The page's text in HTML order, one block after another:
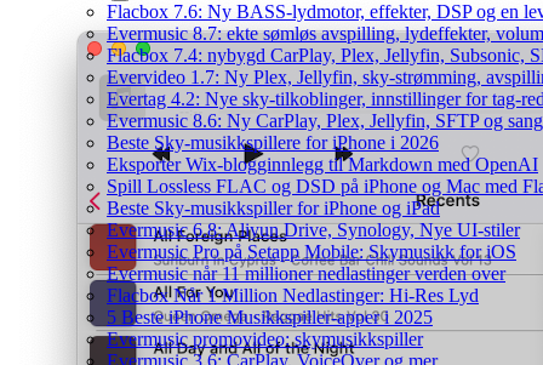
Flacbox 7.6: Ny BASS-lydmotor, effekter, DSP og en
Evermusic 8.7: ekte sømløs avspilling, lydeffekter,
Flacbox 7.4: nybygd CarPlay, Plex, Jellyfin, Subsonic,
Evervideo 1.7: Ny Plex, Jellyfin, sky-strømming,
Evertag 4.2: Nye sky-tilkoblinger, innstillinger for tag-
Evermusic 8.6: Ny CarPlay, Plex, Jellyfin, SFTP og
Beste Sky-musikkspillere for iPhone i 2026
Eksporter Wix-blogginnlegg til Markdown med OpenAI
Spill Lossless FLAC og DSD på iPhone og Mac med
Beste Sky-musikkspiller for iPhone og iPad
Evermusic 6.8: Aliyun Drive, Synology, Nye UI-stiler
Evermusic Pro på Setapp Mobile: Skymusikk for iOS
Evermusic når 11 millioner nedlastinger verden over
Flacbox Når 1 Million Nedlastinger: Hi-Res Lyd
5 Beste iPhone Musikkspiller-apper i 2025
Evermusic promovideo: skymusikkspiller
Evermusic 3.6: CarPlay, VoiceOver og mer